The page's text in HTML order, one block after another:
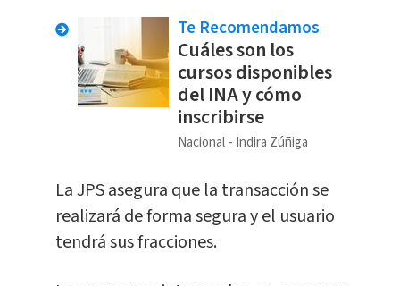
Te Recomendamos
Cuáles son los
cursos disponibles
del INA y cómo
inscribirse
Nacional Indira Zúñiga
La JPS asegura que la transacción se
realizará de forma segura y el usuario
tendrá sus fracciones.